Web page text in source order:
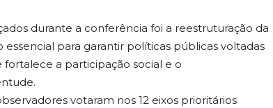
durante a conferência foi a reestruturação da
para garantir políticas públicas voltadas
a participação social e o
votaram nos 12 eixos prioritários